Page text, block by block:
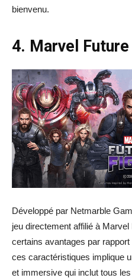
bienvenu.
4. Marvel
Développé par Netmarble
jeu directement affilié à
certains avantages par
ces caractéristiques implique
et immersive qui inclut tous